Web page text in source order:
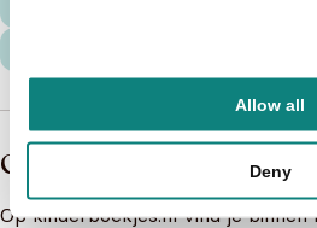
Allow all
Deny
Groot aanbod kleine
Op kinderboekjes.nl vind je